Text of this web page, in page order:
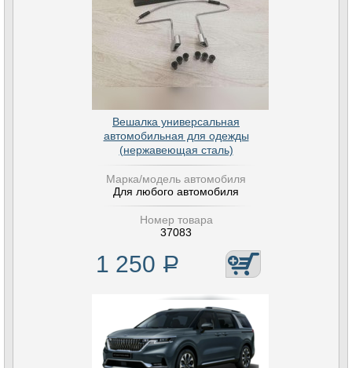
Вешалка универсальная
автомобильная для одежды
(нержавеющая сталь)
Марка/модель автомобиля
Для любого автомобиля
Номер товара
37083
1 250 Р